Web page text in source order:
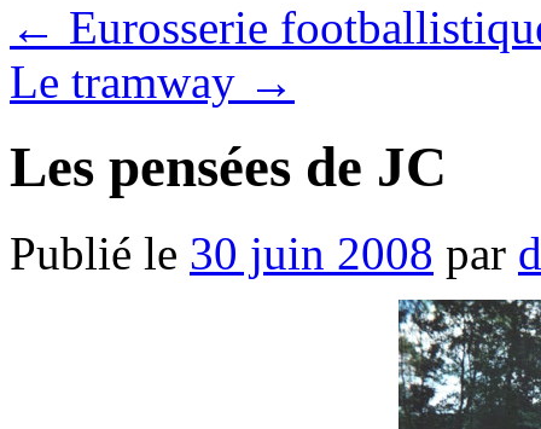
← Eurosserie
Le tramway →
Les pensées de JC
Publié le 30 juin 2008 par